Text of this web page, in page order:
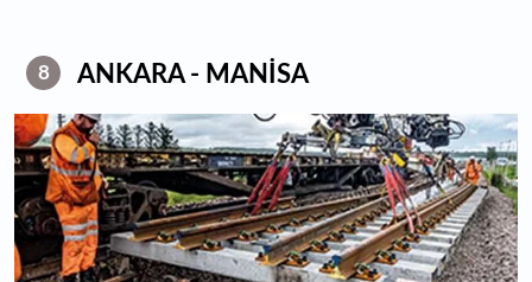
8 ANKARA - MANİSA